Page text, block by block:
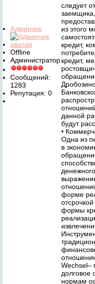
Админчик
Offline
Администратор
Сообщений:
1283
Репутация: 0
следует
из этого
кредит,
кредит,
данной
будут
•
Одна из
в
форме
формы
Wechsel–
долговое
нормам